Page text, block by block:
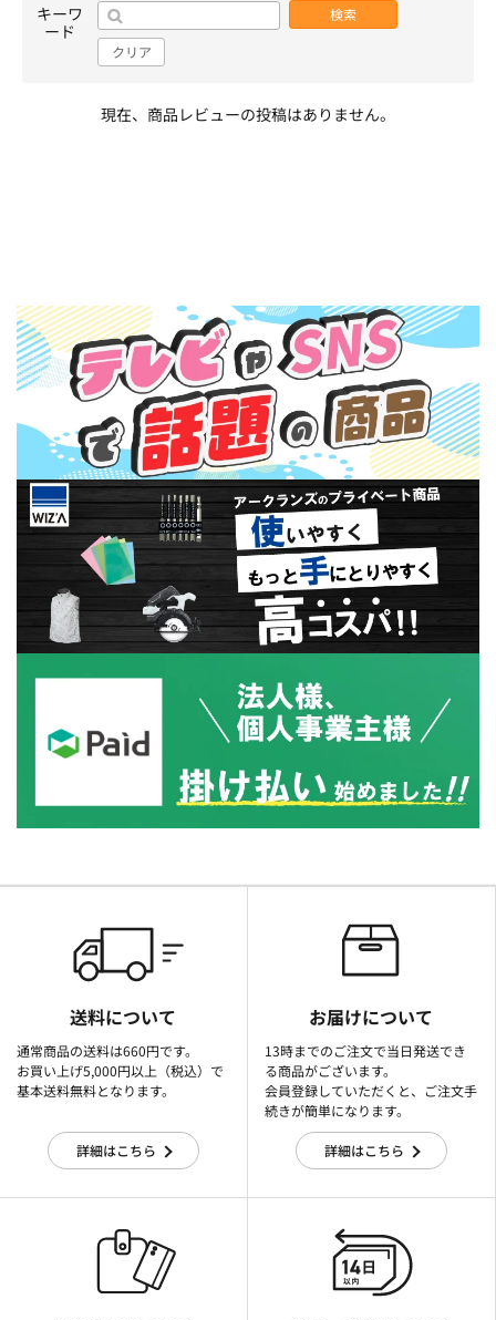
キーワ
ード
検索
クリア
現在、商品レビューの投稿はありません。
送料について
通常商品の送料は660円です。
お買い上げ5,000円以上（税込）で
基本送料無料となります。
詳細はこちら
お届けについて
13時までのご注文で当日発送でき
る商品がございます。
会員登録していただくと、ご注文手
続きが簡単になります。
詳細はこちら